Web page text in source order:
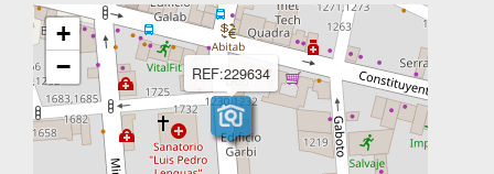
REF:229634
+
−